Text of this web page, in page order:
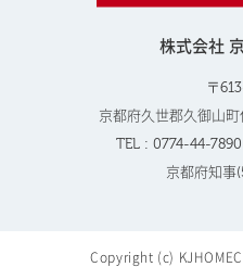
株式会社
〒
京都府久世郡久御山
TEL : 0774-44-
京都府知事
Copyright (c)